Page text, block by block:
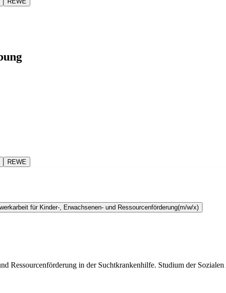
REWE
für Kinder-, Erwachsenen- und Ressourcenförderung(m/w/x)
Ressourcenförderung in der Suchtkrankenhilfe. Studium der